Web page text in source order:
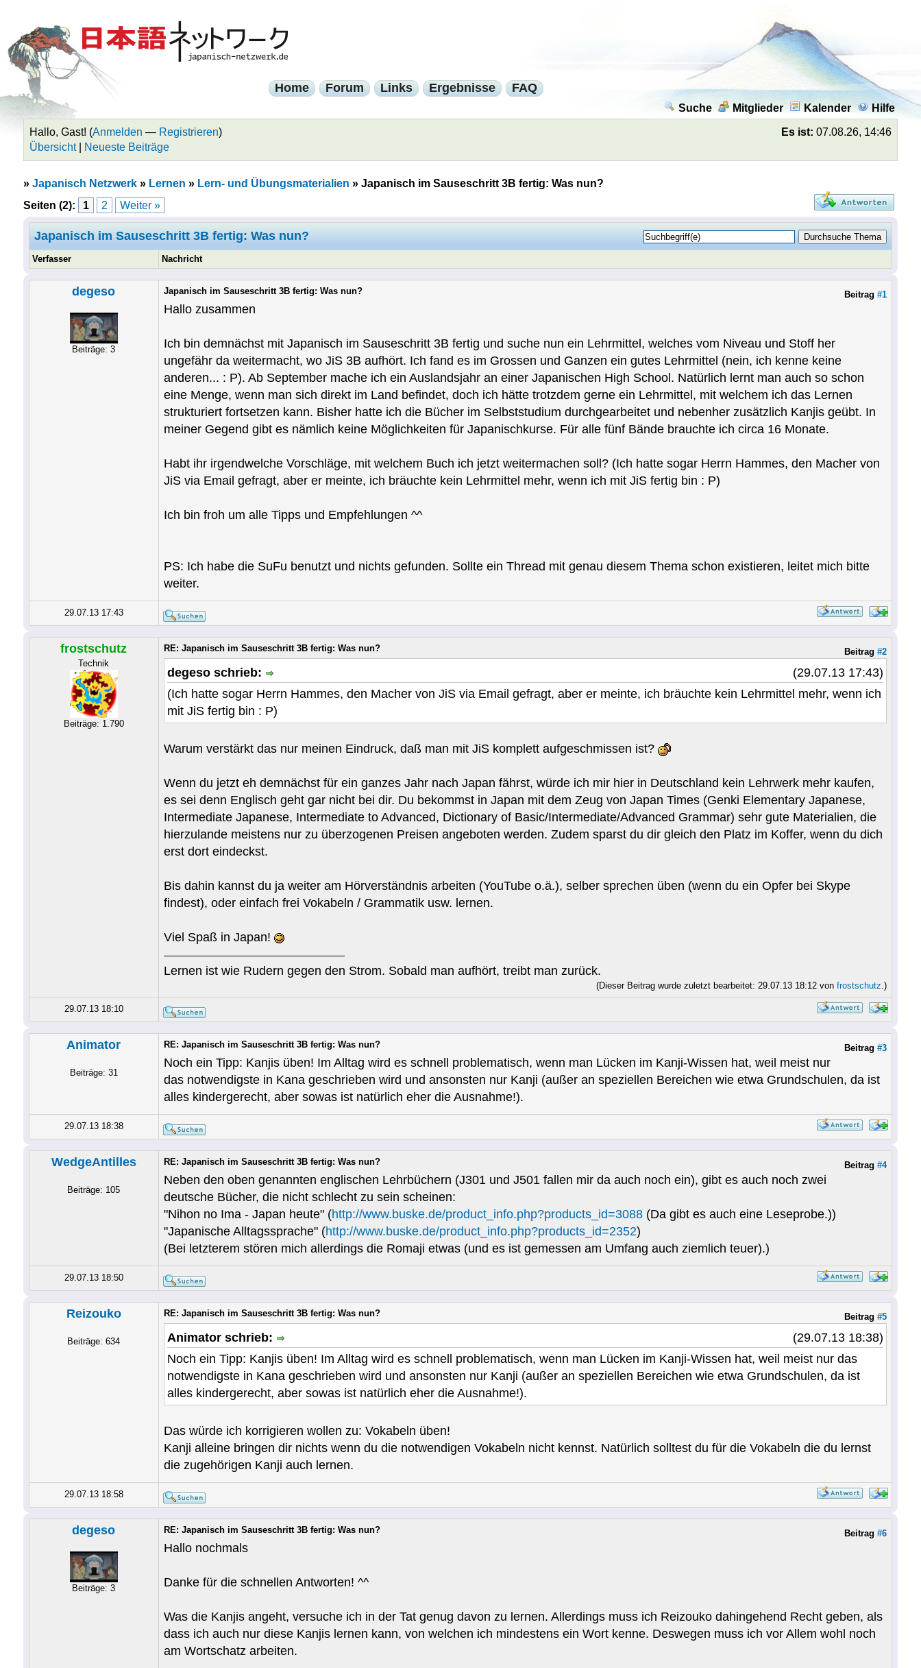
Home Forum Links Ergebnisse FAQ
Suche Mitglieder Kalender Hilfe
Es ist: 07.08.26, 14:46
Hallo, Gast! (Anmelden — Registrieren)
Übersicht| Neueste Beiträge
» Japanisch Netzwerk» Lernen » Lern- und Übungsmaterialien » Japanisch im Sauseschritt 3B fertig: Was nun?
Seiten (2):
1 2 Weiter »
Japanisch im Sauseschritt 3B fertig: Was nun?
Verfasser Nachricht
degeso
Beiträge: 3
Beitrag #1
Japanisch im Sauseschritt 3B fertig: Was nun?
Hallo zusammen
Ich bin demnächst mit Japanisch im Sauseschritt 3B fertig und suche nun ein Lehrmittel, welches vom Niveau und Stoff her
ungefähr da weitermacht, wo JiS 3B aufhört. Ich fand es im Grossen und Ganzen ein gutes Lehrmittel (nein, ich kenne keine
anderen... : P). Ab September mache ich ein Auslandsjahr an einer Japanischen High School. Natürlich lernt man auch so schon
eine Menge, wenn man sich direkt im Land befindet, doch ich hätte trotzdem gerne ein Lehrmittel, mit welchem ich das Lernen
strukturiert fortsetzen kann. Bisher hatte ich die Bücher im Selbststudium durchgearbeitet und nebenher zusätzlich Kanjis geübt. In
meiner Gegend gibt es nämlich keine Möglichkeiten für Japanischkurse. Für alle fünf Bände brauchte ich circa 16 Monate.
Habt ihr irgendwelche Vorschläge, mit welchem Buch ich jetzt weitermachen soll? (Ich hatte sogar Herrn Hammes, den Macher von
JiS via Email gefragt, aber er meinte, ich bräuchte kein Lehrmittel mehr, wenn ich mit JiS fertig bin : P)
Ich bin froh um alle Tipps und Empfehlungen ^^
PS: Ich habe die SuFu benutzt und nichts gefunden. Sollte ein Thread mit genau diesem Thema schon existieren, leitet mich bitte
weiter.
29.07.13 17:43
frostschutz
Technik
Beiträge: 1.790
Beitrag #2
RE: Japanisch im Sauseschritt 3B fertig: Was nun?
(29.07.13 17:43)
degeso schrieb:
(Ich hatte sogar Herrn Hammes, den Macher von JiS via Email gefragt, aber er meinte, ich bräuchte kein Lehrmittel mehr, wenn ich
mit JiS fertig bin : P)
Warum verstärkt das nur meinen Eindruck, daß man mit JiS komplett aufgeschmissen ist?
Wenn du jetzt eh demnächst für ein ganzes Jahr nach Japan fährst, würde ich mir hier in Deutschland kein Lehrwerk mehr kaufen,
es sei denn Englisch geht gar nicht bei dir. Du bekommst in Japan mit dem Zeug von Japan Times (Genki Elementary Japanese,
Intermediate Japanese, Intermediate to Advanced, Dictionary of Basic/Intermediate/Advanced Grammar) sehr gute Materialien, die
hierzulande meistens nur zu überzogenen Preisen angeboten werden. Zudem sparst du dir gleich den Platz im Koffer, wenn du dich
erst dort eindeckst.
Bis dahin kannst du ja weiter am Hörverständnis arbeiten (YouTube o.ä.), selber sprechen üben (wenn du ein Opfer bei Skype
findest), oder einfach frei Vokabeln / Grammatik usw. lernen.
Viel Spaß in Japan!
Lernen ist wie Rudern gegen den Strom. Sobald man aufhört, treibt man zurück.
(Dieser Beitrag wurde zuletzt bearbeitet: 29.07.13 18:12 von frostschutz .)
29.07.13 18:10
Animator
Beiträge: 31
Beitrag #3
RE: Japanisch im Sauseschritt 3B fertig: Was nun?
Noch ein Tipp: Kanjis üben! Im Alltag wird es schnell problematisch, wenn man Lücken im Kanji-Wissen hat, weil meist nur
das notwendigste in Kana geschrieben wird und ansonsten nur Kanji (außer an speziellen Bereichen wie etwa Grundschulen, da ist
alles kindergerecht, aber sowas ist natürlich eher die Ausnahme!).
29.07.13 18:38
WedgeAntilles
Beiträge: 105
Beitrag #4
RE: Japanisch im Sauseschritt 3B fertig: Was nun?
Neben den oben genannten englischen Lehrbüchern (J301 und J501 fallen mir da auch noch ein), gibt es auch noch zwei
deutsche Bücher, die nicht schlecht zu sein scheinen:
"Nihon no Ima - Japan heute" (http://www.buske.de/product_info.php?products_id=3088(Da gibt es auch eine Leseprobe.))
"Japanische Alltagssprache" (http://www.buske.de/product_info.php?products_id=2352)
(Bei letzterem stören mich allerdings die Romaji etwas (und es ist gemessen am Umfang auch ziemlich teuer).)
29.07.13 18:50
Reizouko
Beiträge: 634
Beitrag #5
RE: Japanisch im Sauseschritt 3B fertig: Was nun?
(29.07.13 18:38)
Animator schrieb:
Noch ein Tipp: Kanjis üben! Im Alltag wird es schnell problematisch, wenn man Lücken im Kanji-Wissen hat, weil meist nur das
notwendigste in Kana geschrieben wird und ansonsten nur Kanji (außer an speziellen Bereichen wie etwa Grundschulen, da ist
alles kindergerecht, aber sowas ist natürlich eher die Ausnahme!).
Das würde ich korrigieren wollen zu: Vokabeln üben!
Kanji alleine bringen dir nichts wenn du die notwendigen Vokabeln nicht kennst. Natürlich solltest du für die Vokabeln die du lernst
die zugehörigen Kanji auch lernen.
29.07.13 18:58
degeso
Beiträge: 3
Beitrag #6
RE: Japanisch im Sauseschritt 3B fertig: Was nun?
Hallo nochmals
Danke für die schnellen Antworten! ^^
Was die Kanjis angeht, versuche ich in der Tat genug davon zu lernen. Allerdings muss ich Reizouko dahingehend Recht geben, als
dass ich auch nur diese Kanjis lernen kann, von welchen ich mindestens ein Wort kenne. Deswegen muss ich vor Allem wohl noch
am Wortschatz arbeiten.